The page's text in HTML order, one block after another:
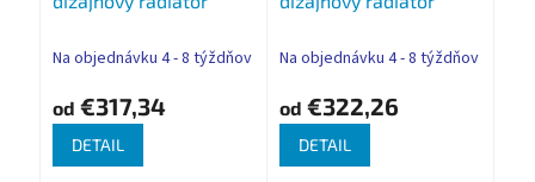
R
O
Na objednávku 4 - 8 týždňov
od €317,34
DETAIL
R
O
Na objednávku 4 - 8 týždňov
od €322,26
DETAIL